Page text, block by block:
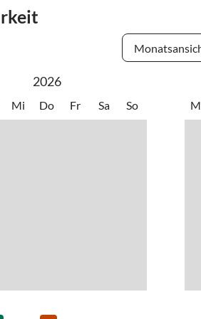
von 20 Grad kann man hier das
2026
Mi Do Fr Sa So